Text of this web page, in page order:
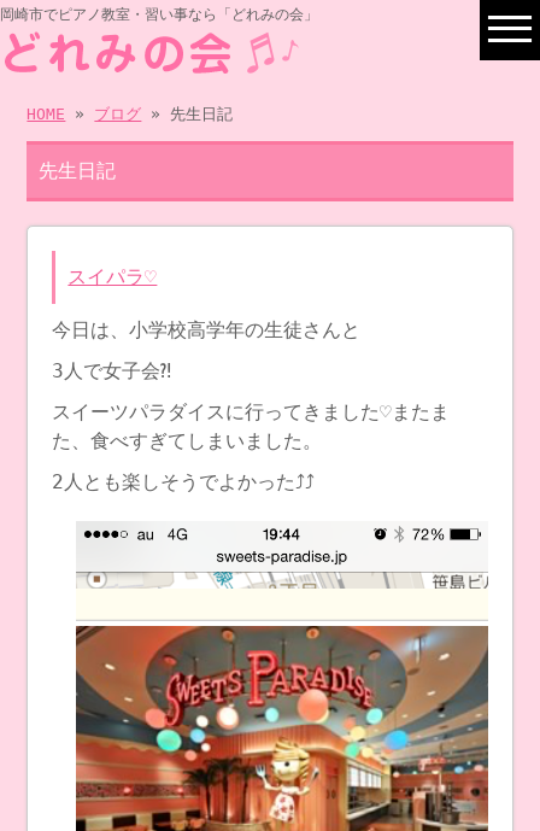
岡崎市でピアノ教室・習い事なら「どれみの会」
HOME » ブログ » 先生日記
先生日記
スイパラ♡
今日は、小学校高学年の生徒さんと
3人で女子会⁈
スイーツパラダイスに行ってきました♡またま
た、食べすぎてしまいました。
2人とも楽しそうでよかった⤴︎⤴︎